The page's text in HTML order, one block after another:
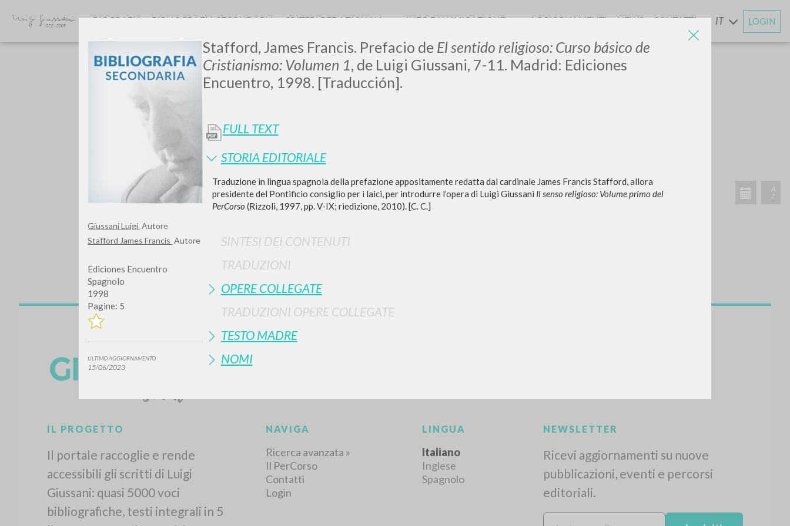
Giussani Luigi Autore
Stafford James Francis Autore
Ediciones Encuentro
Spagnolo
1998
Pagine: 5
ULTIMO AGGIORNAMENTO
15/06/2023
Stafford, James Francis. Prefacio de El sentido religioso: Curso básico de
Cristianismo: Volumen 1, de Luigi Giussani, 7-11. Madrid: Ediciones
Encuentro, 1998. [Traducción].
FULL TEXT
STORIA EDITORIALE
Traduzione in lingua spagnola della prefazione appositamente redatta dal cardinale James Francis Stafford, allora
presidente del Pontificio consiglio per i laici, per introdurre l’opera di Luigi Giussani Il senso religioso: Volume primo del
PerCorso (Rizzoli, 1997, pp. V-IX; riedizione, 2010). [C. C.]
SINTESI DEI CONTENUTI
TRADUZIONI
OPERE COLLEGATE
TRADUZIONI OPERE COLLEGATE
TESTO MADRE
NOMI
BIOGRAFIA BIBLIOGRAFIA SECONDARIA CRITERI REDAZIONALI INFO DI NAVIGAZIONE AGGIORNAMENTIENEWS CONTATTI IT LOGIN
0 DOCUMENTI TROVATI
Visualizza dettagli per tipologia
TIPOLOGIA OPERA
IL PROGETTO
Il portale raccoglie e rende
NAVIGA LINGUA NEWSLETTER
Ricevi aggiornamenti su nuove